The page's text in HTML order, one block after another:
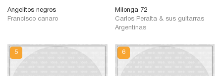
Angelitos negros
Francisco canaro
Milonga 72
Carlos Peralta & sus guitarras
Argentinas